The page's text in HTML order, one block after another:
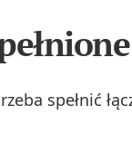
spełnić